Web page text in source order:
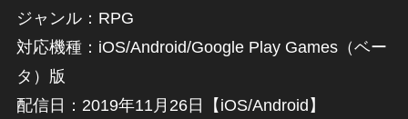
ジャンル：RPG
対応機種：iOS/Android/Google Play Games（ベー
タ）版
配信日：2019年11月26日【iOS/Android】